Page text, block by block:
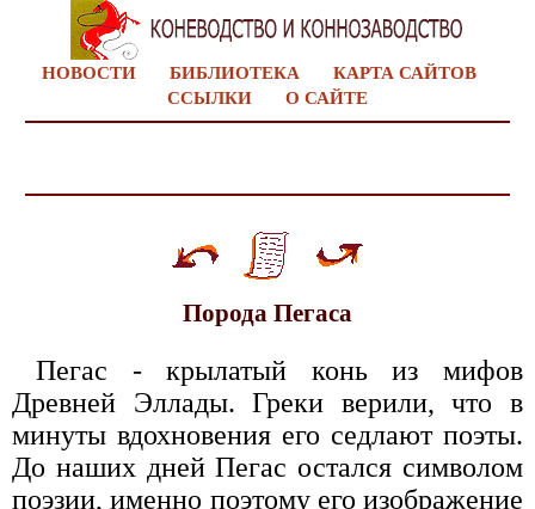
НОВОСТИ БИБЛИОТЕКА
КАРТА САЙТОВ
ССЫЛКИ
О САЙТЕ
Порода Пегаса
Пегас - крылатый конь из мифов
Древней Эллады. Греки верили, что в
минуты вдохновения его седлают поэты.
До наших дней Пегас остался символом
поэзии, именно поэтому его изображение